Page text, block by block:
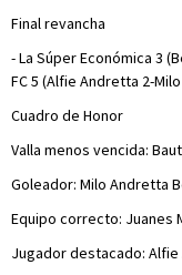
Final revancha
- La Súper Económica 3
FC 5 (Alfie Andretta 2-
Cuadro de Honor
Valla menos vencida:
Goleador: Milo Andretta
Equipo correcto: Juanes
Jugador destacado: